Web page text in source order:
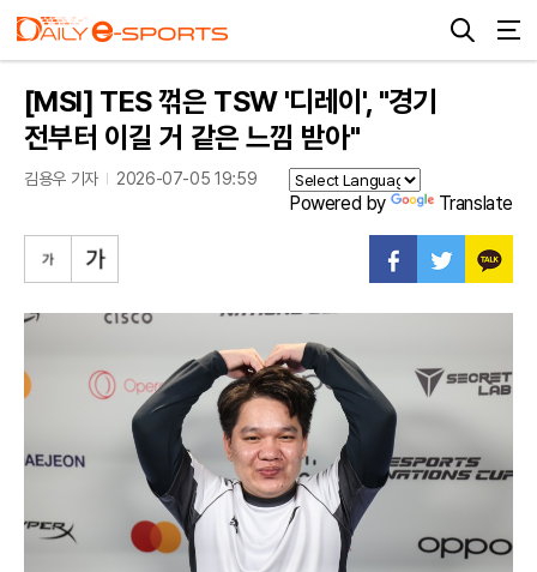
[MSI] TES 꺾은 TSW '디레이', "경기
전부터 이길 거 같은 느낌 받아"
김용우 기자 2026-07-05 19:59
Powered by Translate